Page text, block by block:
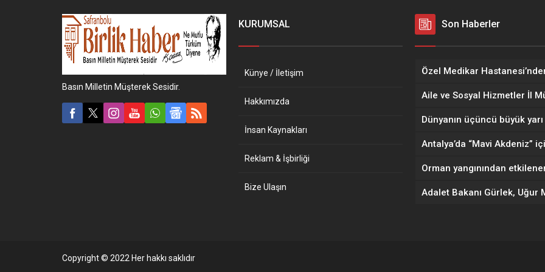
Basın Milletin Müşterek Sesidir.
KURUMSAL
Künye / İletişim
Hakkımızda
İnsan Kaynakları
Reklam & İşbirliği
Bize Ulaşın
Son Haberler
Copyright © 2022 Her hakkı saklıdır